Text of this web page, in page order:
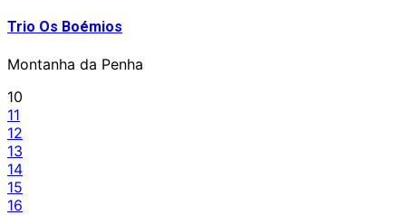
Trio Os Boémios
Montanha da Penha
10
11
12
13
14
15
16